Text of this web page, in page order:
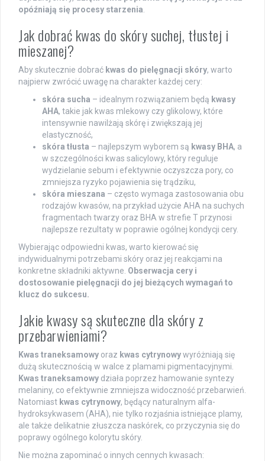
opóźniają się procesy starzenia
Jak dobrać kwas do skóry suchej, tłustej i
mieszanej?
Aby skutecznie dobrać kwas do pielęgnacji skóry, warto
najpierw zwrócić uwagę na charakter każdej cery:
skóra sucha – idealnym rozwiązaniem będą kwasy
AHA, takie jak kwas mlekowy czy glikolowy, które
intensywnie nawilżają skórę i zwiększają jej
elastyczność,
skóra tłusta – najlepszym wyborem są kwasy BHA, a
w szczególności kwas salicylowy, który reguluje
wydzielanie sebum i efektywnie oczyszcza pory, co
zmniejsza ryzyko pojawienia się trądziku,
skóra mieszana – często wymaga zastosowania obu
rodzajów kwasów, na przykład użycie AHA na suchych
fragmentach twarzy oraz BHA w strefie T przynosi
najlepsze rezultaty w poprawie ogólnej kondycji cery.
Wybierając odpowiedni kwas, warto kierować się
indywidualnymi potrzebami skóry oraz jej reakcjami na
konkretne składniki aktywne. Obserwacja cery i
dostosowanie pielęgnacji do jej bieżących wymagań to
klucz do sukcesu.
Jakie kwasy są skuteczne dla skóry z
przebarwieniami?
Kwas traneksamowy oraz kwas cytrynowywyróżniają się
dużą skutecznością w walce z plamami pigmentacyjnymi.
Kwas traneksamowy działa poprzez hamowanie syntezy
melaniny, co efektywnie zmniejsza widoczność przebarwień.
Natomiast kwas cytrynowy, będący naturalnym alfa-
hydroksykwasem (AHA), nie tylko rozjaśnia istniejące plamy,
ale także delikatnie złuszcza naskórek, co przyczynia się do
poprawy ogólnego kolorytu skóry.
Nie można zapominać o innych cennych kwasach: